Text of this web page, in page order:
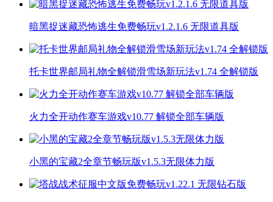
暗黑捉迷藏恐怖逃生免费畅玩v1.2.1.6 无限道具版
托卡世界邮局礼物全解锁滑雪场新玩法v1.74 全解锁版
火力全开动作赛车游戏v10.77 解锁全部车辆版
小黑的宝藏2全章节畅玩版v1.5.3无限体力版